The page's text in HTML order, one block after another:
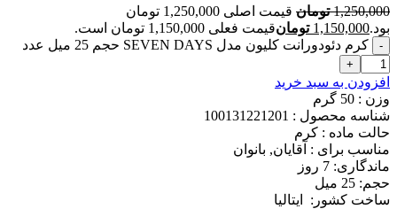
1,250,000 تومان
قیمت اصلی 1,250,000 تومان
بود.1,150,000 تومانقیمت فعلی 1,150,000 تومان است.
کرم دئودورانت کلیون مدل SEVEN DAYS حجم 25 میل عدد
افزودن به سبد خرید
وزن : 50
گرم
شناسه محصول : 100131221201
حالت ماده : کرم
مناسب برای : آقایان, بانوان
ماندگاری: 7
روز
حجم: 25
میل
ساخت کشور:
ایتالیا